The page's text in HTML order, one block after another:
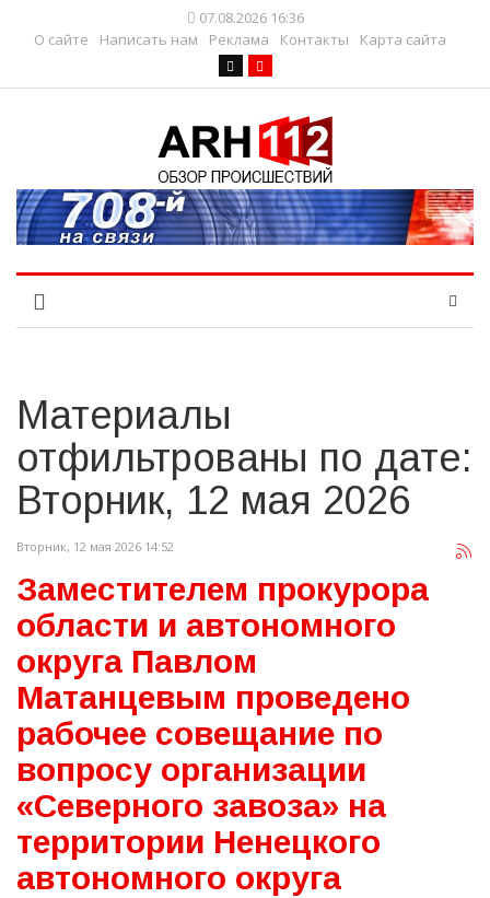
07.08.2026 16:36
О сайте
Написать нам Реклама Контакты Карта сайта
Материалы
отфильтрованы по дате:
Вторник, 12 мая 2026
Вторник, 12 мая 2026 14:52
Заместителем прокурора
области и автономного
округа Павлом
Матанцевым проведено
рабочее совещание по
вопросу организации
«Северного завоза» на
территории Ненецкого
автономного округа